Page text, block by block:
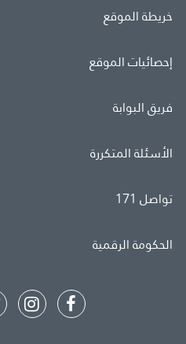
خريطة الموقع
إحصائيات الموقع
فريق البوابة
الأسئلة المتكررة
تواصل 171
الحكومة الرقمية